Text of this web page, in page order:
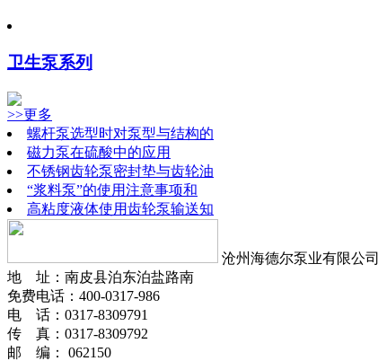
卫生泵系列
>>更多
螺杆泵选型时对泵型与结构的
磁力泵在硫酸中的应用
不锈钢齿轮泵密封垫与齿轮油
“浆料泵”的使用注意事项和
高粘度液体使用齿轮泵输送知
沧州海德尔泵业有限公司
地 址：南皮县泊东泊盐路南
免费电话：400-0317-986
电 话：0317-8309791
传 真：0317-8309792
邮 编： 062150